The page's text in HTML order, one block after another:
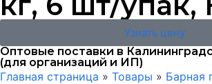
Узнать цену
Оптовые поставки в
(для организаций и ИП)
Главная страница » Товары » Барная